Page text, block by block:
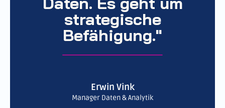
strategische
Befähigung."
Erwin Vink
Manager Daten & Analytik